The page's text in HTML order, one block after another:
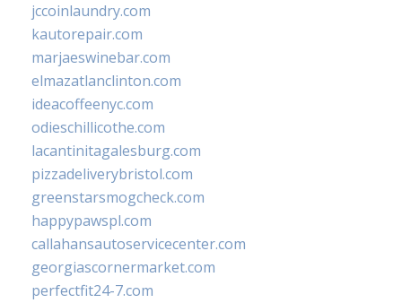
jccoinlaundry.com
kautorepair.com
marjaeswinebar.com
elmazatlanclinton.com
ideacoffeenyc.com
odieschillicothe.com
lacantinitagalesburg.com
pizzadeliverybristol.com
greenstarsmogcheck.com
happypawspl.com
callahansautoservicecenter.com
georgiascornermarket.com
perfectfit24-7.com